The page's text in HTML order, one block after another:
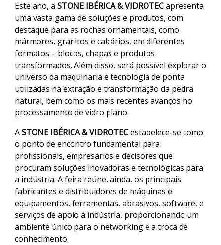
Este ano, a STONE IBÉRICA & VIDROTECapresenta
uma vasta gama de soluções e produtos, com
destaque para as rochas ornamentais, como
mármores, granitos e calcários, em diferentes
formatos – blocos, chapas e produtos
transformados. Além disso, será possível explorar o
universo da maquinaria e tecnologia de ponta
utilizadas na extração e transformação da pedra
natural, bem como os mais recentes avanços no
processamento de vidro plano.
ASTONE IBÉRICA & VIDROTECestabelece-se como
o ponto de encontro fundamental para
profissionais, empresários e decisores que
procuram soluções inovadoras e tecnológicas para
a indústria. A feira reúne, ainda, os principais
fabricantes e distribuidores de máquinas e
equipamentos, ferramentas, abrasivos, software, e
serviços de apoio à indústria, proporcionando um
ambiente único para o networking e a troca de
conhecimento.